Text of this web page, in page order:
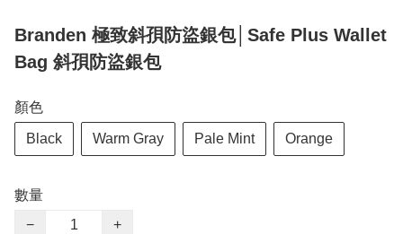
Branden 極致斜孭防盜銀包│Safe Plus Wallet
Bag 斜孭防盜銀包
顏色
Black Warm Gray Pale Mint Orange
數量
−
+